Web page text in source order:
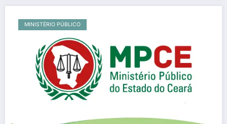
MINISTÉRIO PÚBLICO